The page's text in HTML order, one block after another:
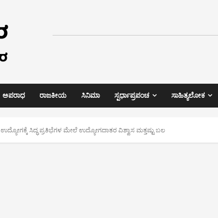
ಅಪರಾಧ ರಾಜಕೀಯ ಸಿನಿಮಾ ಸ್ಪರ್ಧಾಪ್ರಪಂಚ ಸಾಹಿತ್ಯಲೋಕ
ಸಿದ್ಧ ಪ್ರತಿಭೆಗಳ ಮೇಲೆ ಉದ್ಯೋಗದಾತರ ವಿಶ್ವಾಸ ಮತ್ತಷ್ಟು ಬಲ